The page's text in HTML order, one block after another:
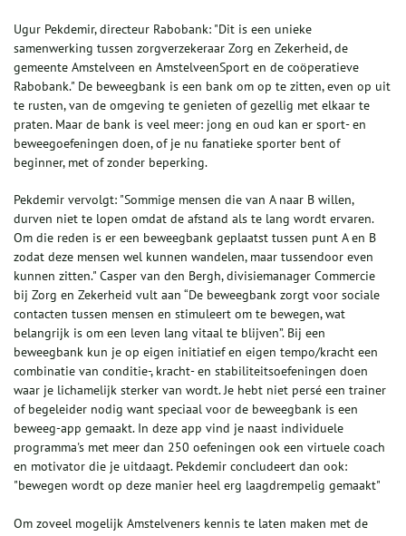
Ugur Pekdemir, directeur Rabobank: "Dit is een unieke
samenwerking tussen zorgverzekeraar Zorg en Zekerheid, de
gemeente Amstelveen en AmstelveenSport en de coöperatieve
Rabobank." De beweegbank is een bank om op te zitten, even op uit
te rusten, van de omgeving te genieten of gezellig met elkaar te
praten. Maar de bank is veel meer: jong en oud kan er sport- en
beweegoefeningen doen, of je nu fanatieke sporter bent of
beginner, met of zonder beperking.
Pekdemir vervolgt: "Sommige mensen die van A naar B willen,
durven niet te lopen omdat de afstand als te lang wordt ervaren.
Om die reden is er een beweegbank geplaatst tussen punt A en B
zodat deze mensen wel kunnen wandelen, maar tussendoor even
kunnen zitten." Casper van den Bergh, divisiemanager Commercie
bij Zorg en Zekerheid vult aan “De beweegbank zorgt voor sociale
contacten tussen mensen en stimuleert om te bewegen, wat
belangrijk is om een leven lang vitaal te blijven”. Bij een
beweegbank kun je op eigen initiatief en eigen tempo/kracht een
combinatie van conditie-, kracht- en stabiliteitsoefeningen doen
waar je lichamelijk sterker van wordt. Je hebt niet persé een trainer
of begeleider nodig want speciaal voor de beweegbank is een
beweeg-app gemaakt. In deze app vind je naast individuele
programma's met meer dan 250 oefeningen ook een virtuele coach
en motivator die je uitdaagt. Pekdemir concludeert dan ook:
"bewegen wordt op deze manier heel erg laagdrempelig gemaakt"
Om zoveel mogelijk Amstelveners kennis te laten maken met de